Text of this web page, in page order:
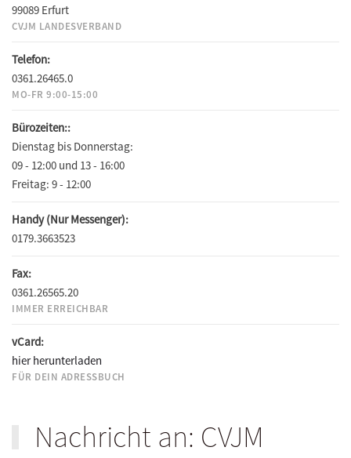
99089 Erfurt
CVJM LANDESVERBAND
Telefon:
0361.26465.0
MO-FR 9:00-15:00
Bürozeiten::
Dienstag bis Donnerstag:
09 - 12:00 und 13 - 16:00
Freitag: 9 - 12:00
Handy (Nur Messenger):
0179.3663523
Fax:
0361.26565.20
IMMER ERREICHBAR
vCard:
hier herunterladen
FÜR DEIN ADRESSBUCH
Nachricht an: CVJM